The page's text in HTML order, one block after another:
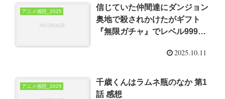
想
アニメ感想_2025
信じていた仲間達にダンジョン
奥地で殺されかけたがギフト
『無限ガチャ』でレベル9999
ィーメンバーと世界に復讐＆
想
2025.10.11
アニメ感想_2025
千歳くんはラムネ瓶のなか 第1
話 感想